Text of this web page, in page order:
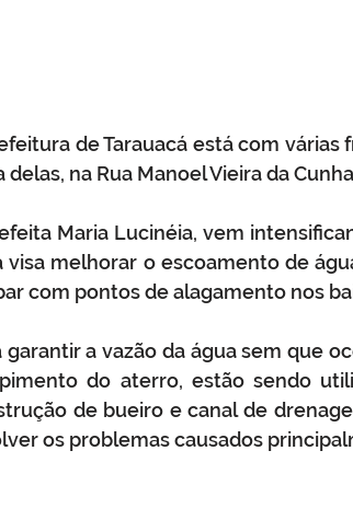
de Tarauacá está com
delas, na Rua Manoel Vieira da
Maria Lucinéia, vem
visa melhorar o escoamento de
com pontos de alagamento nos
garantir a vazão da água sem que
do aterro, estão sendo
de bueiro e canal de
os problemas causados